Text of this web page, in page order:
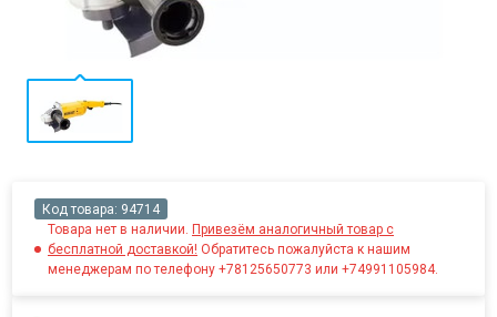
Код товара: 94714
Товара нет в наличии. Привезём аналогичный товар с
бесплатной доставкой! Обратитесь пожалуйста к нашим
менеджерам по телефону +78125650773 или +74991105984.